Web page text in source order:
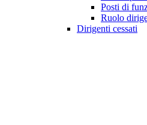
Posti di
Ruolo
Dirigenti cessati